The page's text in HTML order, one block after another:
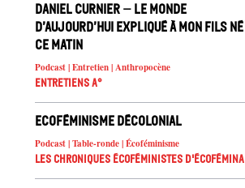
Daniel Curnier – Le Monde
d’aujourd’hui expliqué à mon fils né
ce matin
Podcast | Entretien | Anthropocène
Entretiens A°
Ecoféminisme décolonial
Podcast | Table-ronde | Écoféminisme
Les chroniques écoféministes d'ÉcoFémina